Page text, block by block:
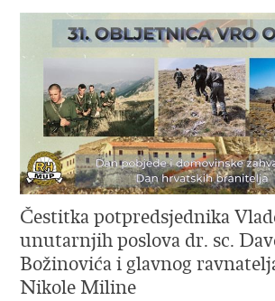
Čestitka potpredsjednika
unutarnjih poslova dr. sc.
Božinovića i glavnog
Nikole Miline